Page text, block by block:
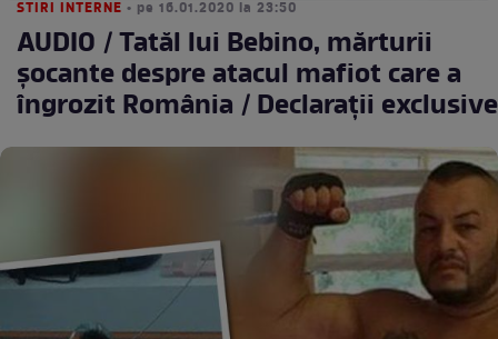
STIRI INTERNE • pe 16.01.2020 la 23:50
AUDIO / Tatăl lui Bebino, mărturii
şocante despre atacul mafiot care a
îngrozit România / Declaraţii exclusive